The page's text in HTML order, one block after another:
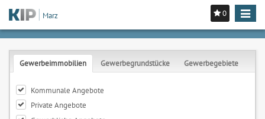
0
Toggle
Marz
Gewerbeimmobilien Gewerbegrundstücke Gewerbegebiete
Kommunale Angebote
Private Angebote